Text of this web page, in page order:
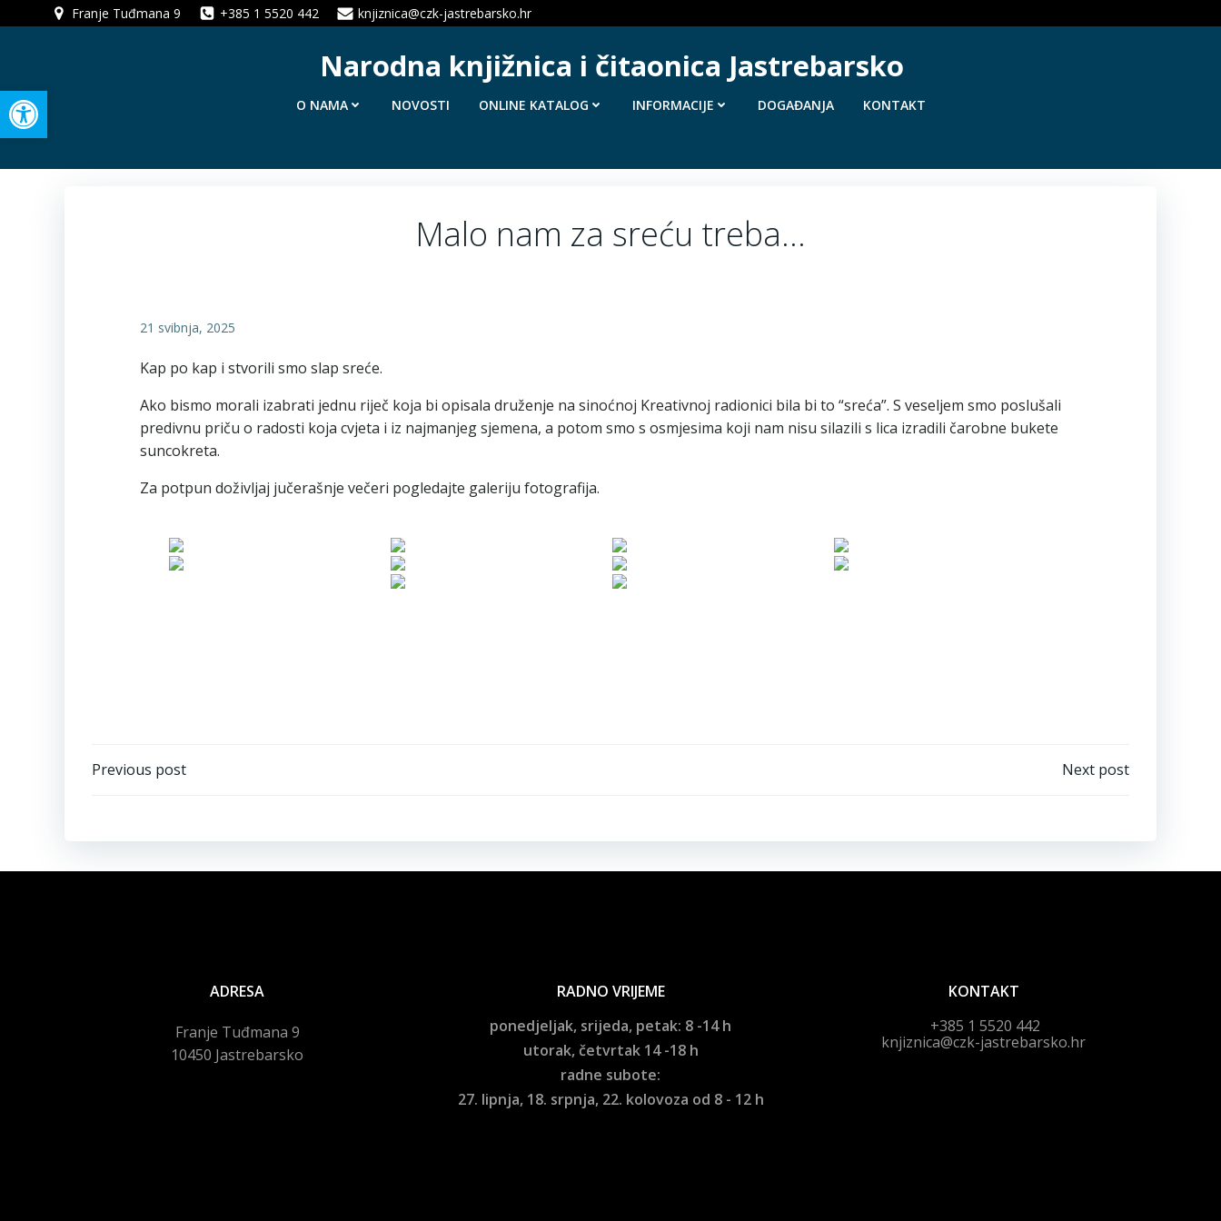
to
Franje Tuđmana 9 +385 1 5520 442 knjiznica@czk-jastrebarsko.hr
Narodna knjižnica i čitaonica Jastrebarsko
O NAMA NOVOSTI ONLINE KATALOG INFORMACIJE DOGAĐANJA KONTAKT
Malo nam za sreću treba…
21 svibnja, 2025
Kap po kap i stvorili smo slap sreće.
Ako bismo morali izabrati jednu riječ koja bi opisala druženje na sinoćnoj Kreativnoj radionici bila bi to “sreća”. S veseljem smo poslušali
predivnu priču o radosti koja cvjeta i iz najmanjeg sjemena, a potom smo s osmjesima koji nam nisu silazili s lica izradili čarobne bukete
suncokreta.
Za potpun doživljaj jučerašnje večeri pogledajte galeriju fotografija.
Navigacija
Previous post Next post
ADRESA
Franje Tuđmana 9
10450 Jastrebarsko
RADNO VRIJEME
ponedjeljak, srijeda, petak: 8 -14 h
utorak, četvrtak 14 -18 h
radne subote:
27. lipnja, 18. srpnja, 22. kolovoza od 8 - 12 h
KONTAKT
+385 1 5520 442
knjiznica@czk-jastrebarsko.hr
Open toolbar